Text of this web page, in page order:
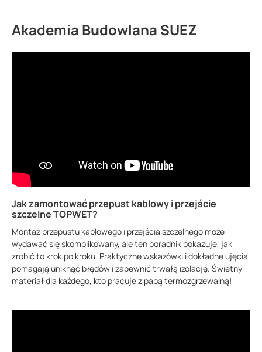
Akademia Budowlana SUEZ
Jak zamontować przepust kablowy i przejście
szczelne TOPWET?
Montaż przepustu kablowego i przejścia szczelnego może
wydawać się skomplikowany, ale ten poradnik pokazuje, jak
zrobić to krok po kroku. Praktyczne wskazówki i dokładne ujęcia
pomagają uniknąć błędów i zapewnić trwałą izolację. Świetny
materiał dla każdego, kto pracuje z papą termozgrzewalną!